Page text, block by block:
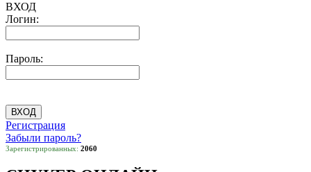
ВХОД
Логин:
Пароль:
Регистрация
Забыли пароль?
Зарегистрированных: 2060